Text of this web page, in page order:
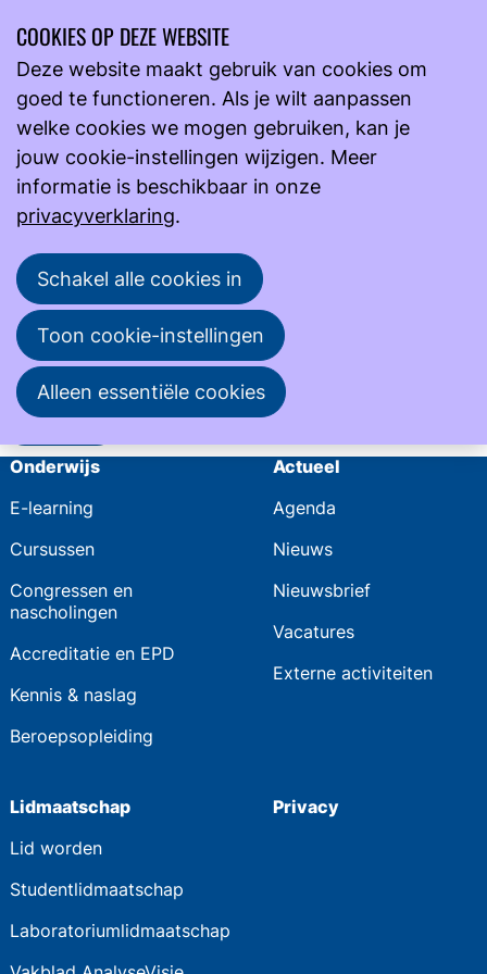
Inloggen Inloggen
Inloggen
E-mailadres
Wachtwoord weergeven
Wachtwoord vergeten?
Inloggen
Onderwijs
E-learning
Cursussen
Congressen en
nascholingen
Accreditatie en EPD
Kennis & naslag
Beroepsopleiding
Actueel
Agenda
Nieuws
Nieuwsbrief
Vacatures
Externe activiteiten
Lidmaatschap
Lid worden
Studentlidmaatschap
Laboratoriumlidmaatschap
Privacy
COOKIES OP DEZE WEBSITE
Deze website maakt gebruik van cookies om
goed te functioneren. Als je wilt aanpassen
welke cookies we mogen gebruiken, kan je
jouw cookie-instellingen wijzigen. Meer
informatie is beschikbaar in onze
privacyverklaring.
Schakel alle cookies in
Toon cookie-instellingen
Alleen essentiële cookies